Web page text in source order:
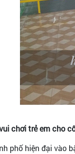
chơi trẻ em cho
phố hiện đại vào